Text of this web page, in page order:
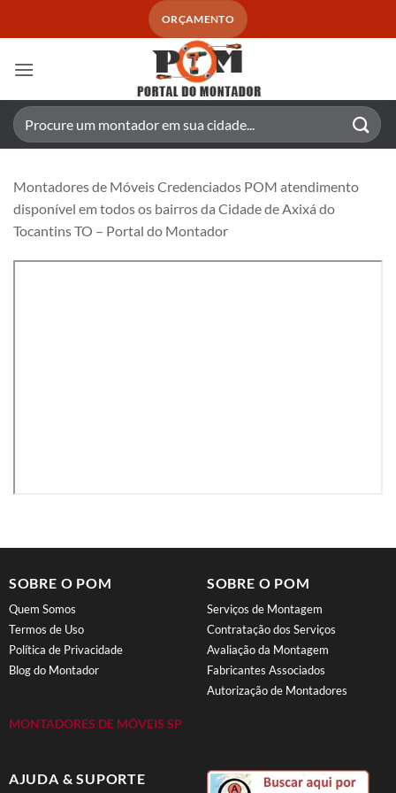
ORÇAMENTO
Pesquisar
por:
Montadores de Móveis Credenciados POM atendimento
disponível em todos os bairros da Cidade de Axixá do
Tocantins TO – Portal do Montador
SOBRE O POM
Quem Somos
Termos de Uso
Política de Privacidade
Blog do Montador
MONTADORES DE MÓVEIS SP
SOBRE O POM
Serviços de Montagem
Contratação dos Serviços
Avaliação da Montagem
Fabricantes Associados
Autorização de Montadores
AJUDA & SUPORTE